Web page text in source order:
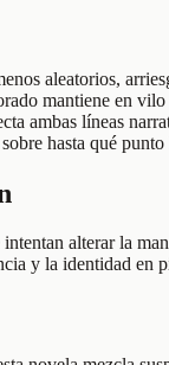
aleatorios,
mantiene en
ambas líneas
hasta qué
alterar la
y la identidad en